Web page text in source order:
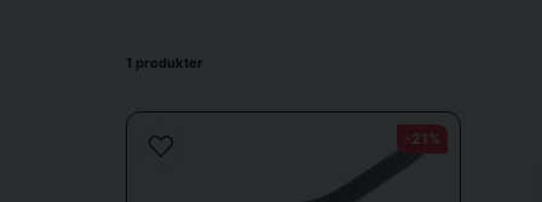
För nybörjare kan ett bälte vara ett pedagogiskt stöd
1 produkter
-21%